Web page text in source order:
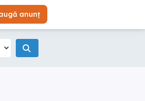
anunț